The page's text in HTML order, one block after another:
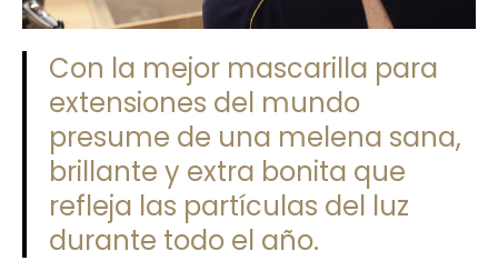
Con la mejor mascarilla para
extensiones del mundo
presume de una melena sana,
brillante y extra bonita que
refleja las partículas del luz
durante todo el año.